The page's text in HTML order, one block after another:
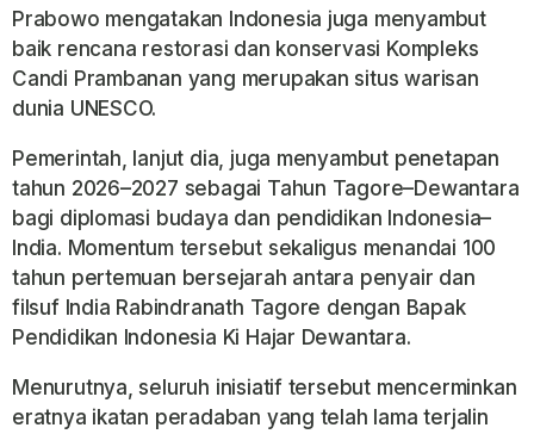
Prabowo mengatakan Indonesia juga menyambut
baik rencana restorasi dan konservasi Kompleks
Candi Prambanan yang merupakan situs warisan
dunia UNESCO.
Pemerintah, lanjut dia, juga menyambut penetapan
tahun 2026–2027 sebagai Tahun Tagore–Dewantara
bagi diplomasi budaya dan pendidikan Indonesia–
India. Momentum tersebut sekaligus menandai 100
tahun pertemuan bersejarah antara penyair dan
filsuf India Rabindranath Tagore dengan Bapak
Pendidikan Indonesia Ki Hajar Dewantara.
Menurutnya, seluruh inisiatif tersebut mencerminkan
eratnya ikatan peradaban yang telah lama terjalin